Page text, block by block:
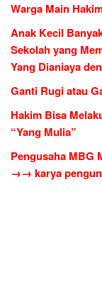
Warga Main
Anak Kecil
Sekolah yang
Yang Dianiaya
Ganti Rugi atau
Hakim Bisa
“Yang Mulia”
Pengusaha MBG
→→ karya